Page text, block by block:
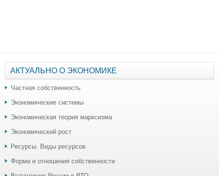
АКТУАЛЬНО О ЭКОНОМИКЕ
Частная собственность
Экономические системы
Экономическая теория марксизма
Экономический рост
Ресурсы. Виды ресурсов
Форма и отношения собственности